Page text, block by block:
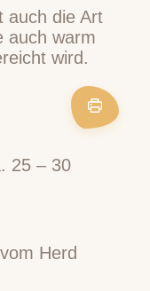
auch die Art
auch warm
wird.
25 – 30
Herd